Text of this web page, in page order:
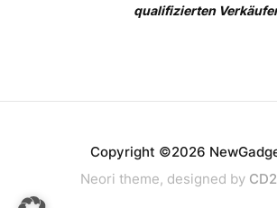
qualifizierten
Copyright ©2026
Neori theme, designed by